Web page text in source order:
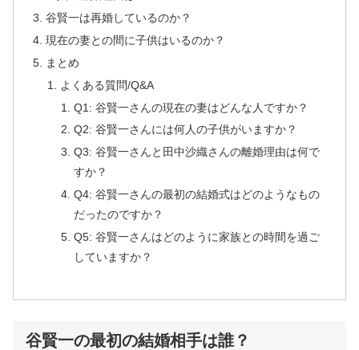
谷賢一は再婚しているのか？
現在の妻との間に子供はいるのか？
まとめ
よくある質問/Q&A
Q1: 谷賢一さんの現在の妻はどんな人ですか？
Q2: 谷賢一さんには何人の子供がいますか？
Q3: 谷賢一さんと田中沙織さんの離婚理由は何で
すか？
Q4: 谷賢一さんの最初の結婚式はどのようなもの
だったのですか？
Q5: 谷賢一さんはどのように家族との時間を過ご
していますか？
谷賢一の最初の結婚相手は誰？